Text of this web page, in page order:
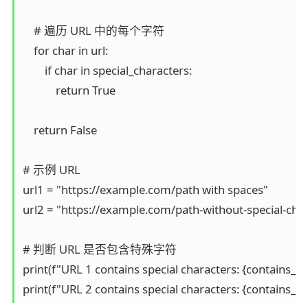
    # 遍历 URL 中的每个字符
    for char in url:
        if char in special_characters:
            return True
    return False
# 示例 URL
url1 = "https://example.com/path with spaces"
url2 = "https://example.com/path-without-special-
# 判断 URL 是否包含特殊字符
print(f"URL 1 contains special characters:
print(f"URL 2 contains special characters: